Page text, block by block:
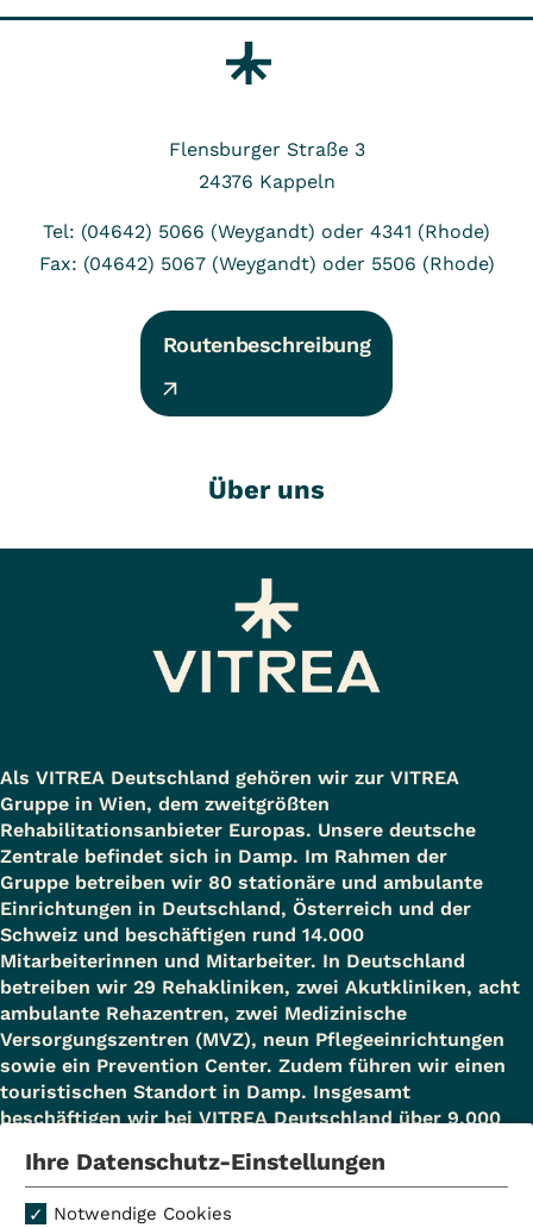
Flensburger Straße 3
24376 Kappeln
Tel: (04642) 5066 (Weygandt) oder 4341 (Rhode)
Fax: (04642) 5067 (Weygandt) oder 5506 (Rhode)
Routenbeschreibung
Über uns
Als VITREA Deutschland gehören wir zur VITREA
Gruppe in Wien, dem zweitgrößten
Rehabilitationsanbieter Europas. Unsere deutsche
Zentrale befindet sich in Damp. Im Rahmen der
Gruppe betreiben wir 80 stationäre und ambulante
Einrichtungen in Deutschland, Österreich und der
Schweiz und beschäftigen rund 14.000
Mitarbeiterinnen und Mitarbeiter. In Deutschland
betreiben wir 29 Rehakliniken, zwei Akutkliniken, acht
ambulante Rehazentren, zwei Medizinische
Versorgungszentren (MVZ), neun Pflegeeinrichtungen
sowie ein Prevention Center. Zudem führen wir einen
touristischen Standort in Damp. Insgesamt
beschäftigen wir bei VITREA Deutschland über 9.000
Ihre Datenschutz-Einstellungen
Notwendige Cookies